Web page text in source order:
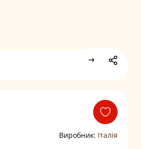
Виробник: Італія